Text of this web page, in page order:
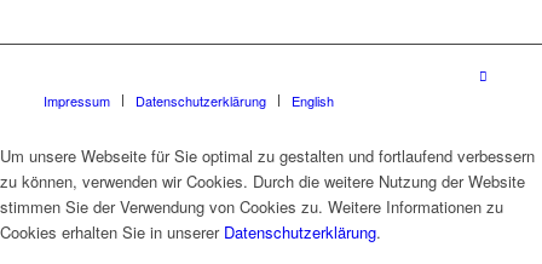
Impressum Datenschutzerklärung English
Um unsere Webseite für Sie optimal zu gestalten und fortlaufend verbessern
zu können, verwenden wir Cookies. Durch die weitere Nutzung der Website
stimmen Sie der Verwendung von Cookies zu. Weitere Informationen zu
Cookies erhalten Sie in unserer Datenschutzerklärung.